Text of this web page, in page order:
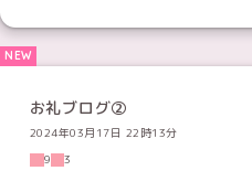
お礼ブログ②
2024年03月17日 22時13分
9
3